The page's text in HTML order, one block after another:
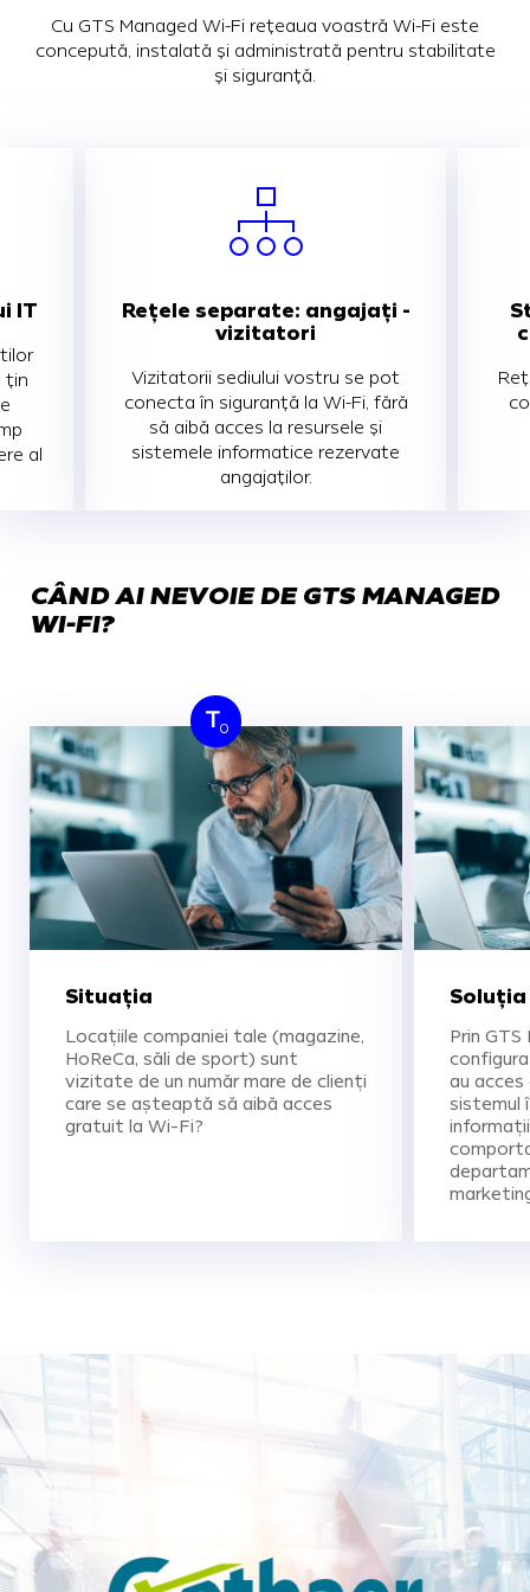
Cu GTS Managed Wi-Fi rețeaua voastră Wi-Fi este
concepută, instalată și administrată pentru stabilitate
și siguranță.
IT
țin
al
Rețele separate: angajați -
vizitatori
Vizitatorii sediului vostru se pot
conecta în siguranță la Wi-Fi, fără
să aibă acces la resursele și
sistemele informatice rezervate
angajaților.
CÂND AI NEVOIE DE GTS MANAGED
WI-FI?
T0
Situația
Locațiile companiei tale (magazine,
HoReCa, săli de sport) sunt
vizitate de un număr mare de clienți
care se așteaptă să aibă acces
gratuit la Wi-Fi?
Soluția
Prin
au
sistemul